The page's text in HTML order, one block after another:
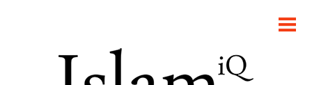
POLITIK